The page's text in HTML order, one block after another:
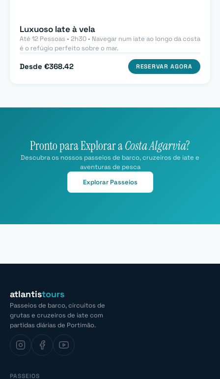
Luxuoso Iate à vela
Até 12 Pessoas • 2h30 • Navegar num iate ao longo da costa
é o refúgio perfeito sobre o mar.
Desde €368.42 RESERVAR AGORA
Pronto para Explorar aCosta Algarvia?
Descubra os nossos passeios de barco, cruzeiros de iate e
aventuras de pesca
Explorar Passeios
atlantistours
Passeios de barco, circuitos de
grutas e cruzeiros de iate com
partidas diárias de Portimão.
PASSEIOS